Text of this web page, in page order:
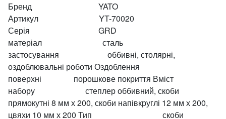
Бренд YATO
Артикул YT-70020
Серія GRD
матеріал сталь
застосування оббивні, столярні,
оздоблювальні роботи Оздоблення
поверхні порошкове покриття Вміст
набору степлер оббивний, скоби
прямокутні 8 мм х 200, скоби напівкруглі 12 мм х 200,
цвяхи 10 мм х 200 Тип скоби